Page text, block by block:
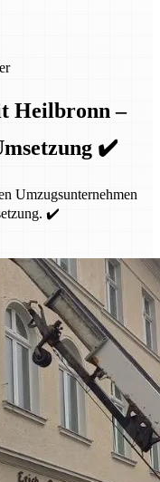
Heilbronn –
✔️
Umzugsunternehmen
✔️